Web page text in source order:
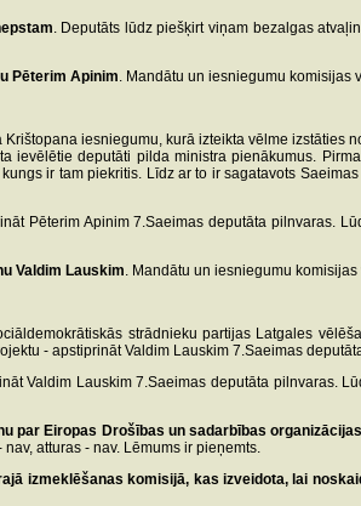
. Deputāts lūdz piešķirt viņam bezalgas
Pēterim Apinim. Mandātu un iesniegumu komisijas
iesniegumu, kurā izteikta vēlme
deputāti pilda ministra pienākumus.
ir tam piekritis. Līdz ar to ir sagatavots
Pēterim Apinim 7.Saeimas deputāta pilnvaras.
Valdim Lauskim. Mandātu un iesniegumu
strādnieku partijas Latgales
- apstiprināt Valdim Lauskim 7.Saeimas
Valdim Lauskim 7.Saeimas deputāta pilnvaras.
par Eiropas Drošības un sadarbības
atturas - nav. Lēmums ir pieņemts.
izmeklēšanas komisijā, kas izveidota, lai